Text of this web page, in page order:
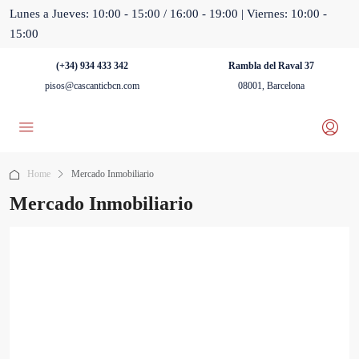
Lunes a Jueves: 10:00 - 15:00 / 16:00 - 19:00 | Viernes: 10:00 -
15:00
(+34) 934 433 342
pisos@cascanticbcn.com
Rambla del Raval 37
08001, Barcelona
Home Mercado Inmobiliario
Mercado Inmobiliario